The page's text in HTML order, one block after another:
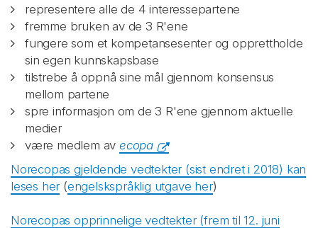
representere alle de 4 interessepartene
fremme bruken av de 3 R'ene
fungere som et kompetansesenter og opprettholde
sin egen kunnskapsbase
tilstrebe å oppnå sine mål gjennom konsensus
mellom partene
spre informasjon om de 3 R'ene gjennom aktuelle
medier
være medlem av ecopa
Norecopas gjeldende vedtekter (sist endret i 2018) kan
leses her (engelskspråklig utgave her)
Norecopas opprinnelige vedtekter (frem til 12. juni